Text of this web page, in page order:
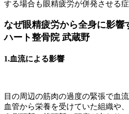
する場合も眼精疲労が併発させる症
なぜ眼精疲労から全身に影響
ハート整骨院 武蔵野
1.血流による影響
目の周辺の筋肉の過度の緊張で血
血管から栄養を受けていた組織や